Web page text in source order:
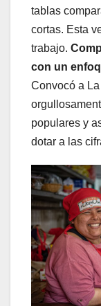
tablas
cortas. Esta
trabajo.
con un
Convocó a
populares y
dotar a las